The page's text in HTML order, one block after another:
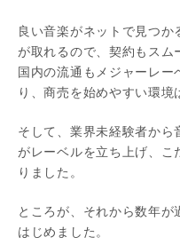
良い音楽がネットで見つ
が取れるので、契約もスム
国内の流通もメジャーレ
り、商売を始めやすい環境
そして、業界未経験者から
がレーベルを立ち上げ、こ
りました。
ところが、それから数年が
はじめました。